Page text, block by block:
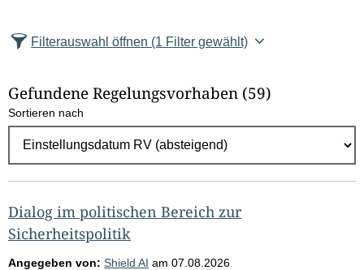
z
l
E
g
e
b
n
i
Filterauswahl öffnen (1 Filter gewählt)
Gefundene Regelungsvorhaben (59)
Sortieren nach
Dialog im politischen Bereich zur
Sicherheitspolitik
Angegeben von: Shield AI am 07.08.2026